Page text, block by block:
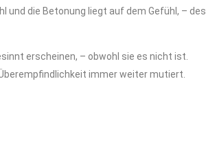
die Betonung liegt auf dem Gefühl, – des
erscheinen, – obwohl sie es nicht ist.
immer weiter mutiert.